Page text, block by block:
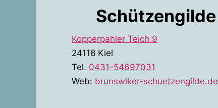
Schützengilde
Kopperpahler Teich 9
24118 Kiel
Tel. 0431-54697031
Web: brunswiker-schuetzengilde.de